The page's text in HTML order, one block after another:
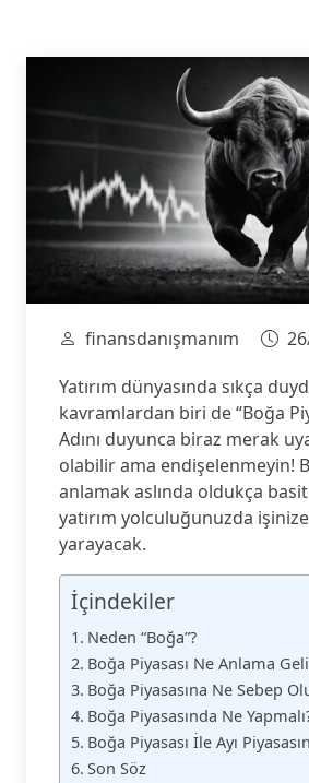
finansdanışmanım
Yatırım dünyasında sıkça
kavramlardan biri de “Boğa
Adını duyunca biraz merak
olabilir ama endişelenmeyin!
anlamak aslında oldukça
yatırım yolculuğunuzda
yarayacak.
İçindekiler
Neden “Boğa”?
Boğa Piyasası Ne Anlama
Boğa Piyasasına Ne Sebep
Boğa Piyasasında Ne
Boğa Piyasası İle Ayı
Son Söz